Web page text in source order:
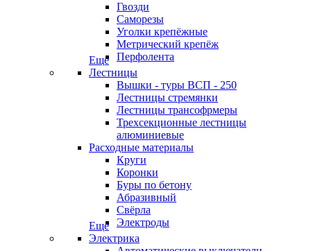
Гвозди
Саморезы
Уголки крепёжные
Метрический крепёж
Перфолента
Еще
Лестницы
Вышки - туры ВСП - 250
Лестницы стремянки
Лестницы трансофрмеры
Трехсекционные лестницы
алюминиевые
Расходные материалы
Круги
Коронки
Буры по бетону
Абразивный
Свёрла
Электроды
Еще
Электрика